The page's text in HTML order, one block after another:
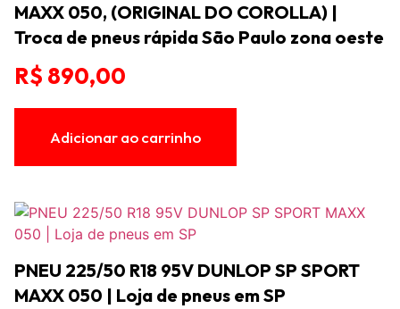
MAXX 050, (ORIGINAL DO COROLLA) |
Troca de pneus rápida São Paulo zona oeste
R$ 890,00
Adicionar ao carrinho
PNEU 225/50 R18 95V DUNLOP SP SPORT
MAXX 050 | Loja de pneus em SP